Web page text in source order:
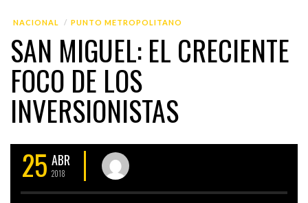
NACIONAL PUNTO METROPOLITANO
SAN MIGUEL: EL CRECIENTE
FOCO DE LOS
INVERSIONISTAS
25 ABR
2018